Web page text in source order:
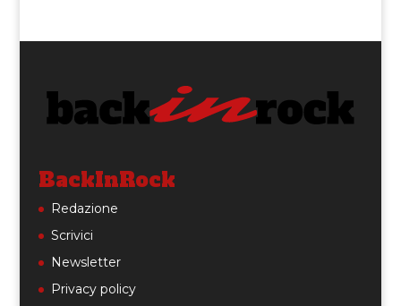
BackInRock
Redazione
Scrivici
Newsletter
Privacy policy